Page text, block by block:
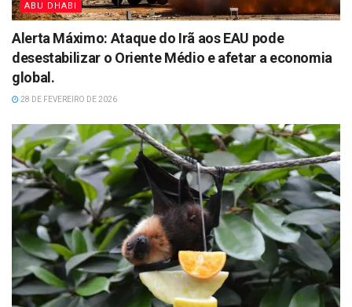
ABU DHABI
Alerta Máximo: Ataque do Irã aos EAU pode
desestabilizar o Oriente Médio e afetar a economia
global.
28 DE FEVEREIRO DE 2026